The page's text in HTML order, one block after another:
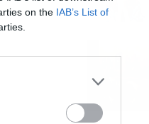
on the IAB’s List of